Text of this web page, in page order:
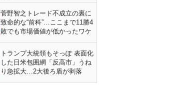
菅野智之トレード不成立の裏に
致命的な“前科”…ここまで11勝4
敗でも市場価値が低かったワケ
トランプ大統領もそっぽ 表面化
した日米包囲網「反高市」うね
り急拡大…2大後ろ盾が剥落